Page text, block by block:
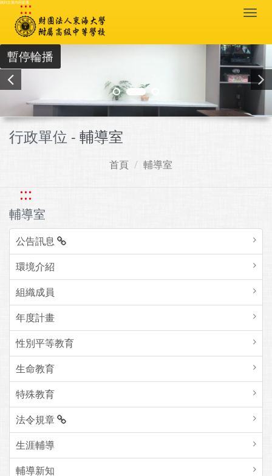
跳到主要內容區塊
:::
暫停輪播
行政單位 - 輔導室
首頁 輔導室
:::
輔導室
公告訊息
環境介紹
組織成員
年度計畫
性別平等教育
生命教育
特殊教育
法令規章
生涯輔導
輔導新知